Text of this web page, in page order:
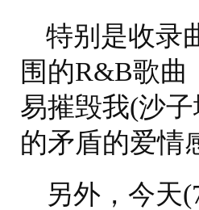
特别是收录
围的R&B歌曲
易摧毁我(沙
的矛盾的爱情
另外，今天